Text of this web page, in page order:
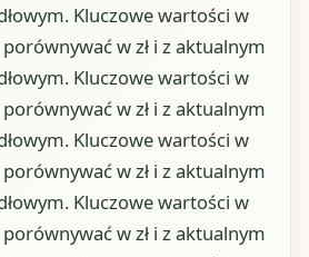
Kluczowe wartości w
w zł i z aktualnym
Kluczowe wartości w
w zł i z aktualnym
Kluczowe wartości w
w zł i z aktualnym
Kluczowe wartości w
w zł i z aktualnym